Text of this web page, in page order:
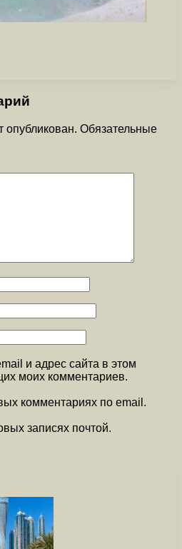
опубликован. Обязательные
и адрес сайта в этом
моих комментариев.
комментариях по email.
записях почтой.